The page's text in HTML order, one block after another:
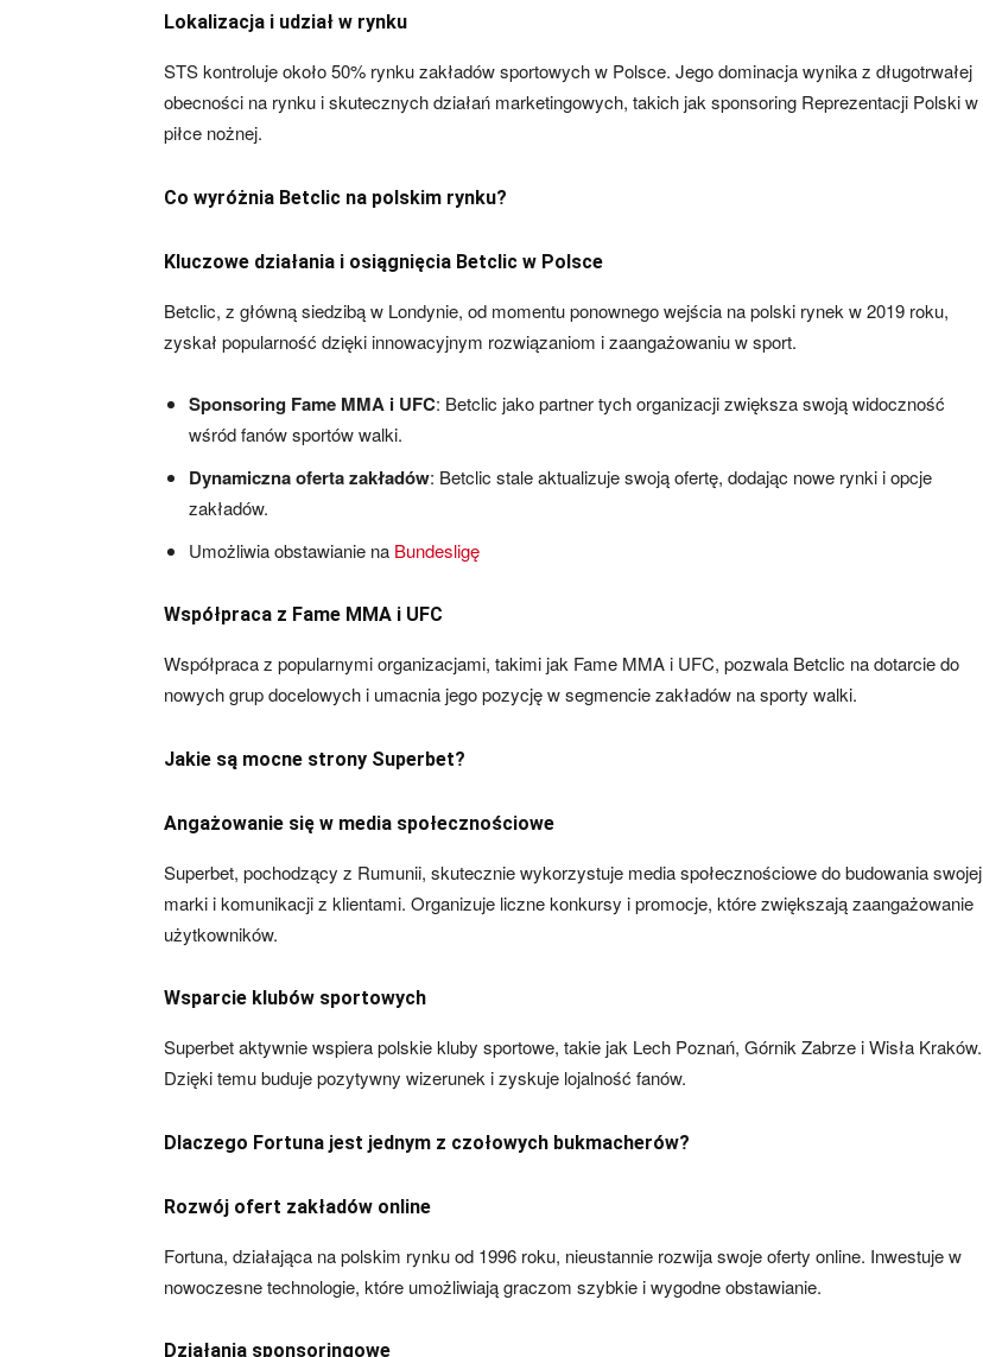
Lokalizacja i udział w rynku
STS kontroluje około 50% rynku zakładów sportowych w Polsce. Jego dominacja wynika z długotrwałej
obecności na rynku i skutecznych działań marketingowych, takich jak sponsoring Reprezentacji Polski w
piłce nożnej.
Co wyróżnia Betclic na polskim rynku?
Kluczowe działania i osiągnięcia Betclic w Polsce
Betclic, z główną siedzibą w Londynie, od momentu ponownego wejścia na polski rynek w 2019 roku,
zyskał popularność dzięki innowacyjnym rozwiązaniom i zaangażowaniu w sport.
Sponsoring Fame MMA i UFC: Betclic jako partner tych organizacji zwiększa swoją widoczność
wśród fanów sportów walki.
Dynamiczna oferta zakładów: Betclic stale aktualizuje swoją ofertę, dodając nowe rynki i opcje
zakładów.
Umożliwia obstawianie na Bundesligę
Współpraca z Fame MMA i UFC
Współpraca z popularnymi organizacjami, takimi jak Fame MMA i UFC, pozwala Betclic na dotarcie do
nowych grup docelowych i umacnia jego pozycję w segmencie zakładów na sporty walki.
Jakie są mocne strony Superbet?
Angażowanie się w media społecznościowe
Superbet, pochodzący z Rumunii, skutecznie wykorzystuje media społecznościowe do budowania swojej
marki i komunikacji z klientami. Organizuje liczne konkursy i promocje, które zwiększają zaangażowanie
użytkowników.
Wsparcie klubów sportowych
Superbet aktywnie wspiera polskie kluby sportowe, takie jak Lech Poznań, Górnik Zabrze i Wisła Kraków.
Dzięki temu buduje pozytywny wizerunek i zyskuje lojalność fanów.
Dlaczego Fortuna jest jednym z czołowych bukmacherów?
Rozwój ofert zakładów online
Fortuna, działająca na polskim rynku od 1996 roku, nieustannie rozwija swoje oferty online. Inwestuje w
nowoczesne technologie, które umożliwiają graczom szybkie i wygodne obstawianie.
Działania sponsoringowe